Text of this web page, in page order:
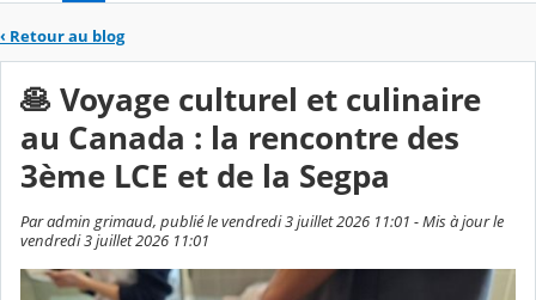
‹ Retour au blog
🥞 Voyage culturel et culinaire
au Canada : la rencontre des
3ème LCE et de la Segpa
Par admin grimaud, publié le vendredi 3 juillet 2026 11:01 - Mis à jour le
vendredi 3 juillet 2026 11:01